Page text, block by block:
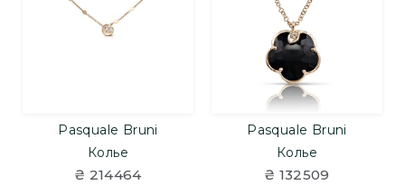
Pasquale Bruni
Колье
₴ 214464
Pasquale Bruni
Колье
₴ 132509